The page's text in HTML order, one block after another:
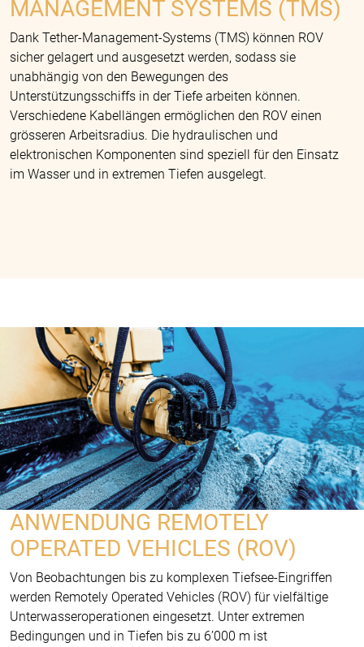
MANAGEMENT SYSTEMS (TMS)
Dank Tether-Management-Systems (TMS) können ROV
sicher gelagert und ausgesetzt werden, sodass sie
unabhängig von den Bewegungen des
Unterstützungsschiffs in der Tiefe arbeiten können.
Verschiedene Kabellängen ermöglichen den ROV einen
grösseren Arbeitsradius. Die hydraulischen und
elektronischen Komponenten sind speziell für den Einsatz
im Wasser und in extremen Tiefen ausgelegt.
ANWENDUNG REMOTELY
OPERATED VEHICLES (ROV)
Von Beobachtungen bis zu komplexen Tiefsee-Eingriffen
werden Remotely Operated Vehicles (ROV) für vielfältige
Unterwasseroperationen eingesetzt. Unter extremen
Bedingungen und in Tiefen bis zu 6’000 m ist